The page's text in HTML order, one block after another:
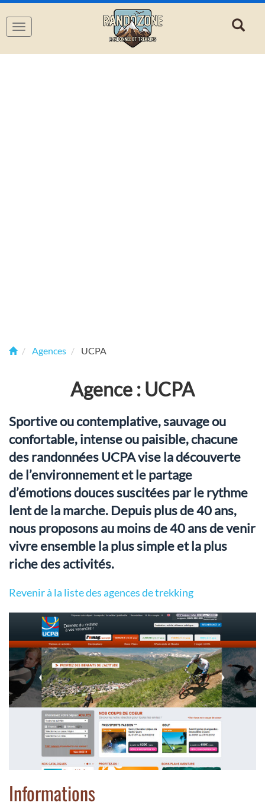
Navigation
Agences UCPA
Agence : UCPA
Sportive ou contemplative, sauvage ou
confortable, intense ou paisible, chacune
des randonnées UCPA vise la découverte
de l’environnement et le partage
d’émotions douces suscitées par le rythme
lent de la marche. Depuis plus de 40 ans,
nous proposons au moins de 40 ans de venir
vivre ensemble la plus simple et la plus
riche des activités.
Revenir à la liste des agences de trekking
Informations